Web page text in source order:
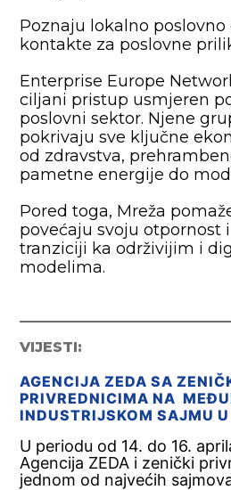
Poznaju lokalno
kontakte za poslovne
Enterprise Europe
ciljani pristup usmjeren
poslovni sektor. Njene
pokrivaju sve ključne
od zdravstva,
pametne energije do
Pored toga, Mreža
povećaju svoju otpornost
tranziciji ka održivijim i
modelima.
VIJESTI:
AGENCIJA ZEDA SA
PRIVREDNICIMA NA
INDUSTRIJSKOM SAJMU U
U periodu od 14. do 16.
Agencija ZEDA i zenički
jednom od najvećih